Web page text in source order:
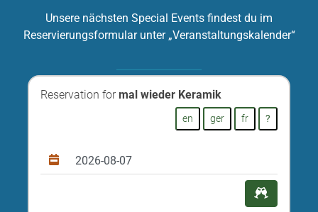
Unsere nächsten Special Events findest du im
Reservierungsformular unter „Veranstaltungskalender“